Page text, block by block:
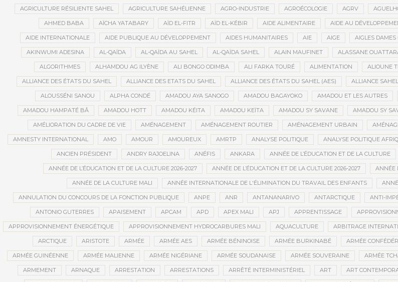
AGRICULTURE RÉSILIENTE SAHEL AGRICULTURE SAHÉLIENNE AGRO-INDUSTRIE AGROÉCOLOGIE AGRV
AHMED BABA AÏCHA YATABARY AÏD EL-FITR AÏD EL-KÉBIR AIDE ALIMENTAIRE AIDE AU
AIDE INTERNATIONALE AIDE PUBLIQUE AU DÉVELOPPEMENT AIDES HUMANITAIRES AIE AIGE AIGLES DAMES
AKINWUMI ADESINA AL-QAÏDA AL-QAÏDA AU SAHEL AL-QAÏDA SAHEL ALAIN MAUFINET ALASSANE
ALGORITHMES ALHAMDOU AG ILYÈNE ALI BONGO ODIMBA ALI FARKA TOURÉ ALIMENTATION ALIOUNE
ALLIANCE DES ÉTATS DU SAHEL ALLIANCE DES ETATS DU SAHEL ALLIANCE DES ÉTATS DU SAHEL (AES) ALLIANCE SAHEL
ALOUSSÉNI SANOU ALPHA CONDÉ AMADOU AYA SANOGO AMADOU BAGAYOKO AMADOU ET LES AUTRES
AMADOU HAMPATÉ BÂ AMADOU HOTT AMADOU KÉITA AMADOU KEÏTA AMADOU SY SAVANE AMADOU SY
AMÉLIORATION DU CADRE DE VIE AMÉNAGEMENT AMÉNAGEMENT ROUTIER AMÉNAGEMENT URBAIN
AMNESTY INTERNATIONAL AMO AMOUR AMOUREUX AMRTP ANALYSE POLITIQUE ANALYSE POLITIQUE
ANCIEN PRÉSIDENT ANDRY RAJOELINA ANÉFIS ANKARA ANNÉE DE L’ÉDUCATION ET DE LA CULTURE
ANNÉE DE L’ÉDUCATION ET DE LA CULTURE 2026-2027 ANNÉE DE L’ÉDUCATION ET DE LA CULTURE 2026-2027 ANNÉE
ANNÉE DE LA CULTURE MALI ANNÉE INTERNATIONALE DE L'ÉLIMINATION DU TRAVAIL DES ENFANTS
ANNULATION DU CONCOURS DE LA FONCTION PUBLIQUE ANPE ANR ANTANANARIVO ANTARCTIQUE ANTI-
ANTONIO GUTERRES APAISEMENT APCAM APD APEX MALI APJ APPRENTISSAGE
APPROVISIONNEMENT ÉNERGÉTIQUE APPROVISIONNEMENT HYDROCARBURES MALI AQUACULTURE ARBITRAGE
ARCTIQUE ARISTOTE ARMÉE ARMÉE AES ARMÉE BÉNINOISE ARMÉE BURKINABÉ ARMÉE
ARMÉE GUINÉENNE ARMÉE MALIENNE ARMÉE NIGÉRIANE ARMÉE SOUDANAISE ARMÉE SOUVERAINE ARMÉE
ARMEMENT ARNAQUE ARRESTATION ARRESTATIONS ARRÊTÉ INTERMINISTÉRIEL ART ART